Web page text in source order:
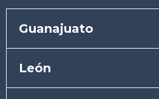
Guanajuato
León